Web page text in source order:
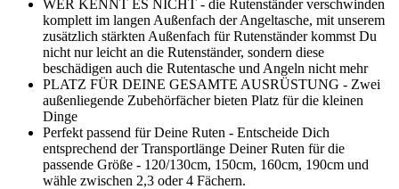
WER KENNT ES NICHT - die Rutenständer verschwinden
komplett im langen Außenfach der Angeltasche, mit unserem
zusätzlich stärkten Außenfach für Rutenständer kommst Du
nicht nur leicht an die Rutenständer, sondern diese
beschädigen auch die Rutentasche und Angeln nicht mehr
PLATZ FÜR DEINE GESAMTE AUSRÜSTUNG - Zwei
außenliegende Zubehörfächer bieten Platz für die kleinen
Dinge
Perfekt passend für Deine Ruten - Entscheide Dich
entsprechend der Transportlänge Deiner Ruten für die
passende Größe - 120/130cm, 150cm, 160cm, 190cm und
wähle zwischen 2,3 oder 4 Fächern.